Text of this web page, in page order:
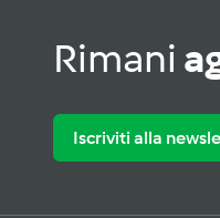
Rimani
Iscriviti alla